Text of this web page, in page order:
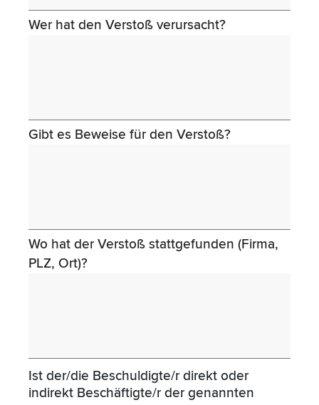
Wer hat den Verstoß verursacht?
Gibt es Beweise für den Verstoß?
Wo hat der Verstoß stattgefunden (Firma,
PLZ, Ort)?
Ist der/die Beschuldigte/r direkt oder
indirekt Beschäftigte/r der genannten